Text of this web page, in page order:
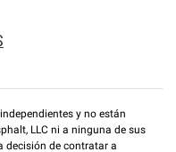
y no están
LLC ni a ninguna de sus
decisión de contratar a